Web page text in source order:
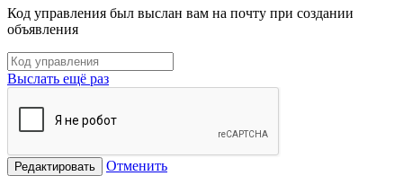
Код управления был выслан вам на почту при создании
объявления
Выслать ещё раз
Редактировать Отменить